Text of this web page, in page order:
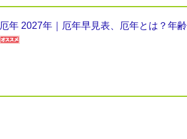
厄年 2027年｜厄年早見表、厄年とは？年